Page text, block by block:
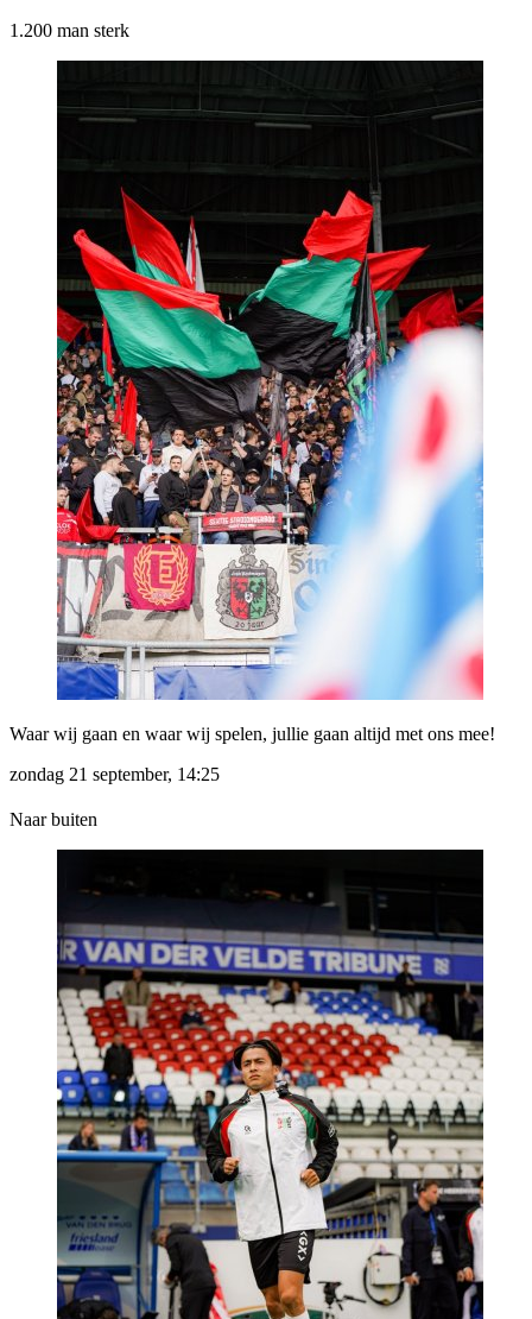
1.200 man sterk
Waar wij gaan en waar wij spelen, jullie gaan altijd met ons mee!
zondag 21 september, 14:25
Naar buiten